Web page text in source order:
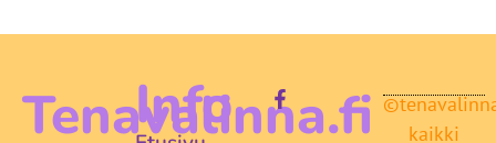
Tenavalinna.fi
Info
kaikki